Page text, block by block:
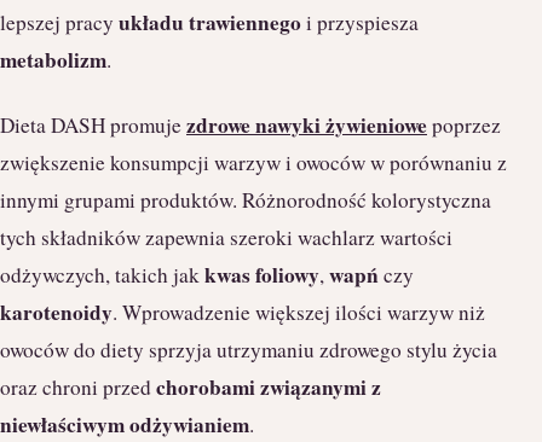
lepszej pracy układu trawiennegoi przyspiesza
metabolizm.
Dieta DASH promujezdrowe nawyki żywieniowepoprzez
zwiększenie konsumpcji warzyw i owoców w porównaniu z
innymi grupami produktów. Różnorodność kolorystyczna
tych składników zapewnia szeroki wachlarz wartości
odżywczych, takich jakkwas foliowy,wapńczy
karotenoidy. Wprowadzenie większej ilości warzyw niż
owoców do diety sprzyja utrzymaniu zdrowego stylu życia
oraz chroni przedchorobami związanymi z
niewłaściwym odżywianiem.